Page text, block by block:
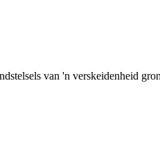
van 'n verskeidenheid